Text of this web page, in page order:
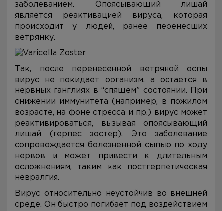
заболеванием. Опоясывающий лишай
является реактивацией вируса, которая
происходит у людей, ранее перенесших
ветрянку.
Так, после перенесенной ветряной оспы
вирус не покидает организм, а остается в
нервных ганглиях в “спящем” состоянии. При
снижении иммунитета (например, в пожилом
возрасте, на фоне стресса и пр.) вирус может
реактивироваться, вызывая опоясывающий
лишай (герпес зостер). Это заболевание
сопровождается болезненной сыпью по ходу
нервов и может привести к длительным
осложнениям, таким как постгерпетическая
невралгия.
Вирус относительно неустойчив во внешней
среде. Он быстро погибает под воздействием